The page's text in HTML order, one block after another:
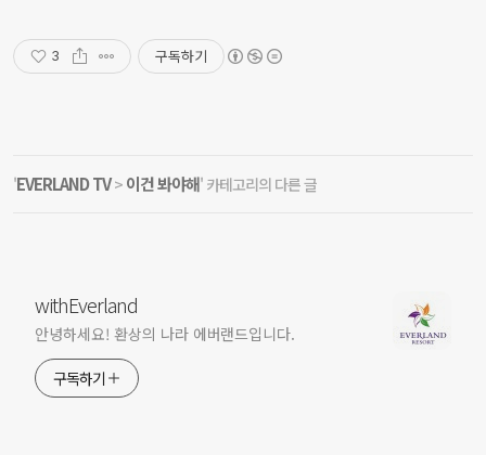
3 구독하기
'EVERLAND TV> 이건 봐야해' 카테고리의 다른 글
withEverland
안녕하세요! 환상의 나라 에버랜드입니다.
구독하기